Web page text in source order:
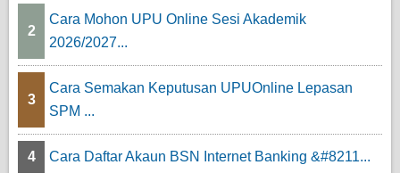
2
Cara Mohon UPU Online Sesi Akademik
2026/2027...
3
Cara Semakan Keputusan UPUOnline Lepasan
SPM ...
4 Cara Daftar Akaun BSN Internet Banking &#8211...